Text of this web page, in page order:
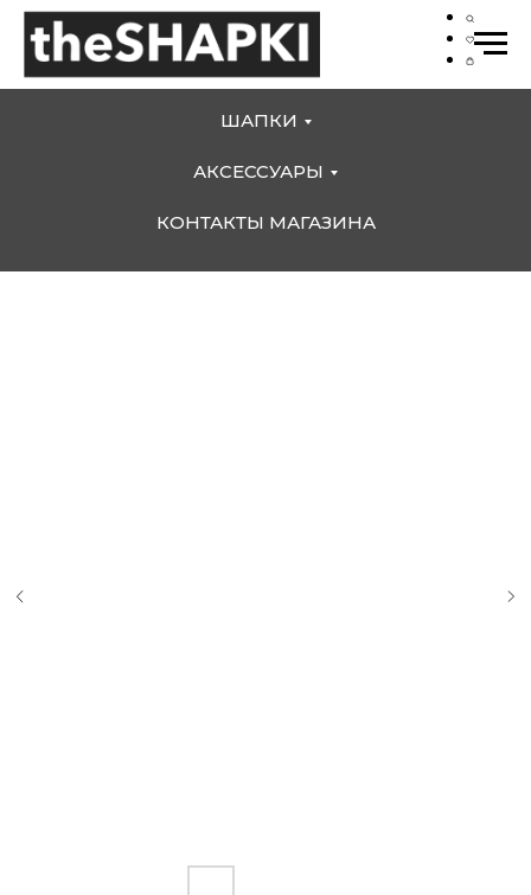
ШАПКИ
АКСЕССУАРЫ
КОНТАКТЫ МАГАЗИНА